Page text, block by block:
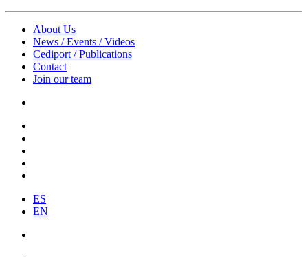
About Us
News / Events / Videos
Cediport / Publications
Contact
Join our team
ES
EN